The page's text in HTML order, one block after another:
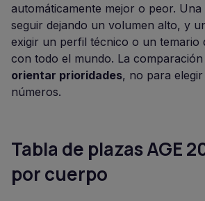
automáticamente mejor o peor. Una
seguir dejando un volumen alto, y
exigir un perfil técnico o un temario
con todo el mundo. La
orientar prioridades, no para
números.
Tabla de plazas AGE
por cuerpo